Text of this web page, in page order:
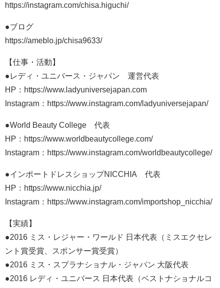
https://instagram.com/chisa.higuchi/
●ブログ
https://ameblo.jp/chisa9633/
【仕事・活動】
●レディ・ユニバース・ジャパン 運営代表
HP：https://www.ladyuniversejapan.com
Instagram：https://www.instagram.com/ladyuniversejapan/
●World Beauty College 代表
HP：https://www.worldbeautycollege.com/
Instagram：https://www.instagram.com/worldbeautycollege/
●インポートドレスショップNICCHIA 代表
HP：https://www.nicchia.jp/
Instagram：https://www.instagram.com/importshop_nicchia/
【実績】
●2016 ミス・レジャー・ワールド 日本代表（ミスエクセレ
ント賞受賞、スポンサー賞受賞）
●2016 ミス・スプラナショナル・ジャパン 大阪代表
●2016 レディ・ユニバース 日本代表（ベストナショナルコ